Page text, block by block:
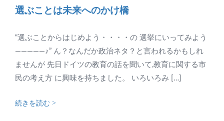
選ぶことは未来へのかけ橋
“選ぶことからはじめよう・・・・の 選挙にいってみよう
―――――♪” ん？なんだか政治ネタ？と言われるかもしれ
ませんが 先日ドイツの教育の話を聞いて,教育に関する市
民の考え方 に興味を持ちました。 いろいろみ […]
続きを読む >